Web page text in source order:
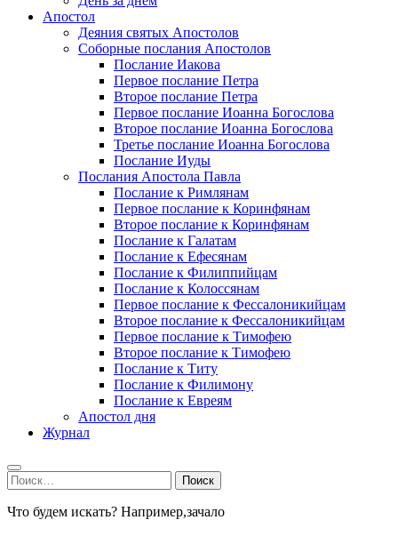
Апостол
Деяния святых Апостолов
Соборные послания Апостолов
Послание Иакова
Первое послание Петра
Второе послание Петра
Первое послание Иоанна Богослова
Второе послание Иоанна Богослова
Третье послание Иоанна Богослова
Послание Иуды
Послания Апостола Павла
Послание к Римлянам
Первое послание к Коринфянам
Второе послание к Коринфянам
Послание к Галатам
Послание к Ефесянам
Послание к Филиппийцам
Послание к Колоссянам
Первое послание к Фессалоникийцам
Второе послание к Фессалоникийцам
Первое послание к Тимофею
Второе послание к Тимофею
Послание к Титу
Послание к Филимону
Послание к Евреям
Апостол дня
Журнал
Найти:
Что будем искать? Например,зачало